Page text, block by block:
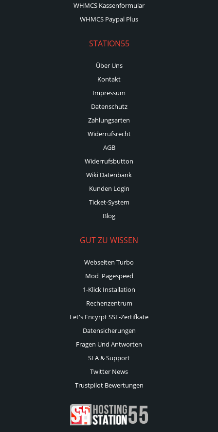
WHMCS Kassenformular
WHMCS Paypal Plus
STATION55
Über Uns
Kontakt
Impressum
Datenschutz
Zahlungsarten
Widerrufsrecht
AGB
Widerrufsbutton
Wiki Datenbank
Kunden Login
Ticket-System
Blog
GUT ZU WISSEN
Webseiten Turbo
Mod_Pagespeed
1-Klick Installation
Rechenzentrum
Let's Encyrpt SSL-Zertifkate
Datensicherungen
Fragen Und Antworten
SLA & Support
Twitter News
Trustpilot Bewertungen